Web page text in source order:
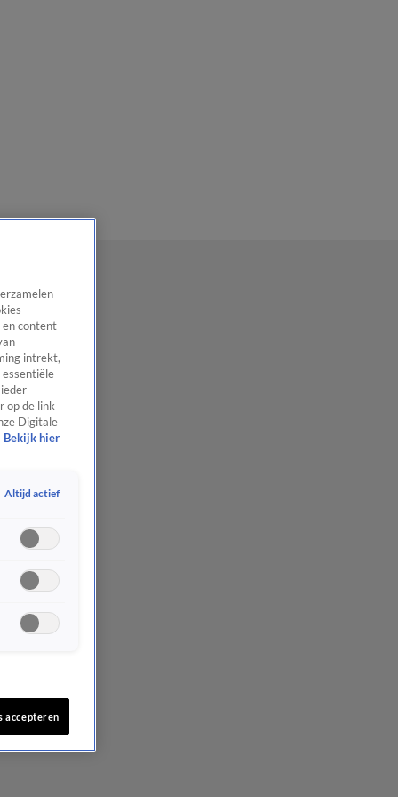
en content
intrekt,
op de link
Digitale
Bekijk hier
Altijd actief
accepteren